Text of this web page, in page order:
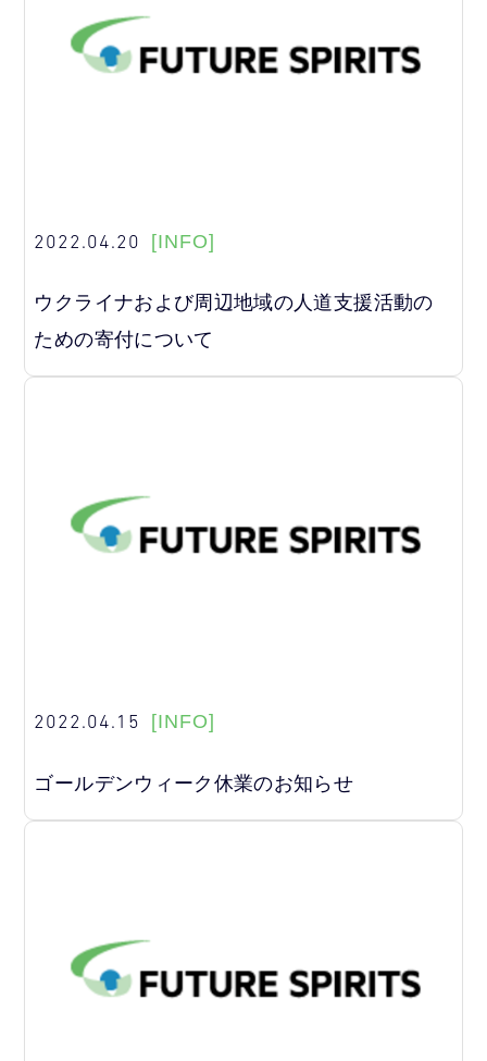
2022.04.20 [INFO]
ウクライナおよび周辺地域の人道支援活動の
ための寄付について
2022.04.15 [INFO]
ゴールデンウィーク休業のお知らせ